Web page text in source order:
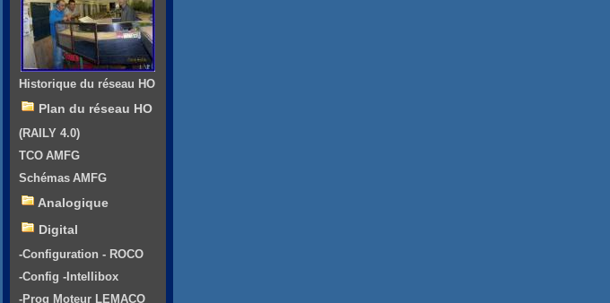
Historique du réseau HO
Plan du réseau HO
(RAILY 4.0)
TCO AMFG
Schémas AMFG
Analogique
Digital
-Configuration - ROCO
-Config -Intellibox
-Prog Moteur LEMACO